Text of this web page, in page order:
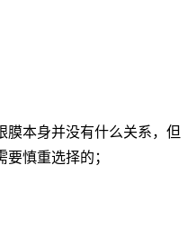
膜本身并没有什么关系，但
慎重选择的；